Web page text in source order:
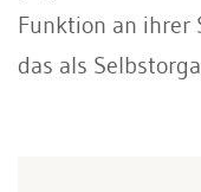
Funktion an ihrer
das als